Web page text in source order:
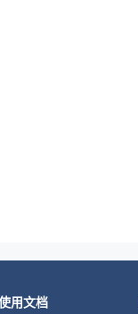
用文档